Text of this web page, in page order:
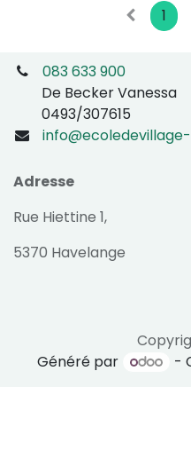
1
083 633 900
De Becker Vanessa
0493/307615
Adresse
Rue Hiettine 1,
5370 Havelange
Généré par
-